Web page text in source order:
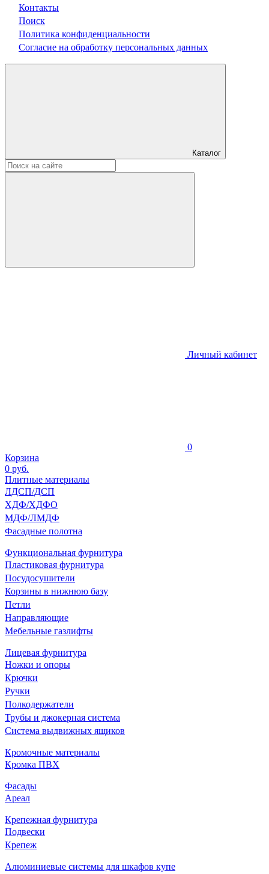
Контакты
Поиск
Политика конфиденциальности
Согласие на обработку персональных данных
Каталог
Личный кабинет
0
Корзина
0 руб.
Плитные материалы
ЛДСП/ДСП
ХДФ/ХДФО
МДФ/ЛМДФ
Фасадные полотна
Функциональная фурнитура
Пластиковая фурнитура
Посудосушители
Корзины в нижнюю базу
Петли
Направляющие
Мебельные газлифты
Лицевая фурнитура
Ножки и опоры
Крючки
Ручки
Полкодержатели
Трубы и джокерная система
Система выдвижных ящиков
Кромочные материалы
Кромка ПВХ
Фасады
Ареал
Крепежная фурнитура
Подвески
Крепеж
Алюминиевые системы для шкафов купе